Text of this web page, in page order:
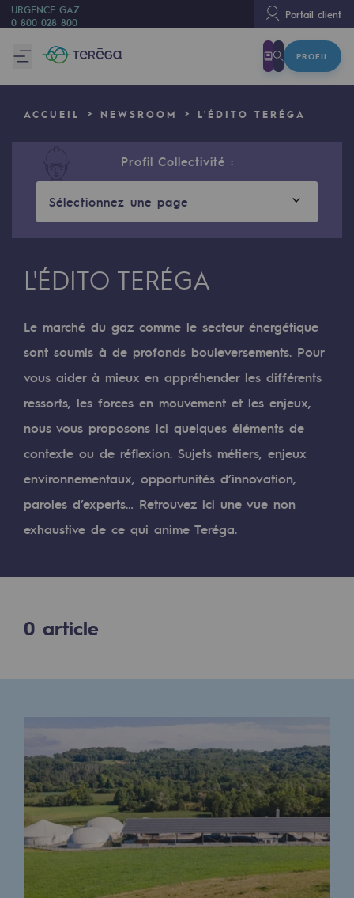
URGENCE GAZ
0 800 028 800
Portail client
PROFIL
Nous sommes
Teréga
Teréga
Accélérateur de la transition énergétique
Une organisation adaptative et ouverte
Une organisation adaptative et
Digitalisation
Transversalité et Collaboratif
Notre culture et nos valeurs
Une organisation certifiée
Notre organisation
Notre organisation
Indicateurs
Les énergies d'avenir
Notre vision
Gaz renouvelables et procédés durables
Gaz renouvelables et procédés
Pyrogazéification et gazéification
Méthanation
ACCUEIL NEWSROOM L'ÉDITO TERÉGA
Profil Collectivité :
Sélectionnez une page
L'ÉDITO TERÉGA
Le marché du gaz comme le secteur énergétique
sont soumis à de profonds bouleversements. Pour
vous aider à mieux en appréhender les différents
ressorts, les forces en mouvement et les enjeux,
nous vous proposons ici quelques éléments de
contexte ou de réflexion. Sujets métiers, enjeux
environnementaux, opportunités d’innovation,
paroles d’experts… Retrouvez ici une vue non
exhaustive de ce qui anime Teréga.
0 article